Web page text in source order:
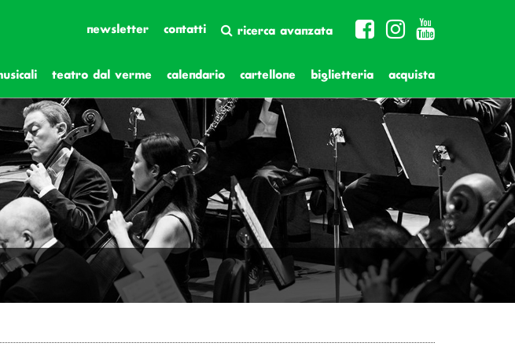
newsletter contatti ricerca avanzata
teatro dal verme calendario cartellone biglietteria acquista